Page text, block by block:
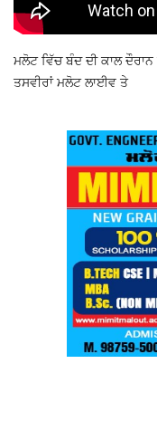
ਮਲੋਟ ਵਿੱਚ ਬੰਦ ਦੀ ਕਾਲ
ਤਸਵੀਰਾਂ ਮਲੋਟ ਲਾਈਵ ਤੇ